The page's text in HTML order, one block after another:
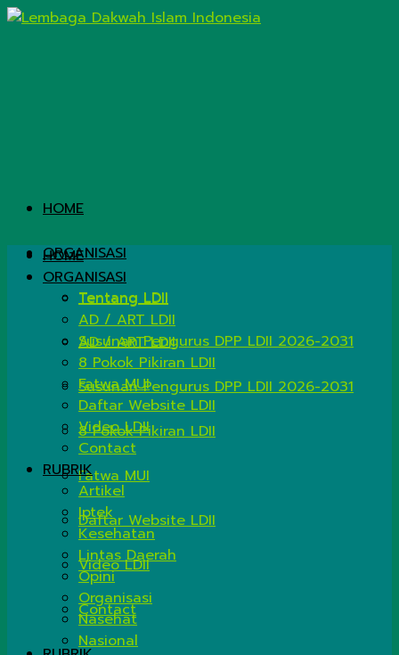
HOME
ORGANISASI
Tentang LDII
AD / ART LDII
Susunan Pengurus DPP LDII 2026-2031
8 Pokok Pikiran LDII
Fatwa MUI
Daftar Website LDII
Video LDII
Contact
HOME
ORGANISASI
Tentang LDII
AD / ART LDII
Susunan Pengurus DPP LDII 2026-2031
8 Pokok Pikiran LDII
Fatwa MUI
Daftar Website LDII
Video LDII
Contact
RUBRIK
Artikel
Iptek
Kesehatan
Lintas Daerah
Opini
Organisasi
Nasehat
Nasional